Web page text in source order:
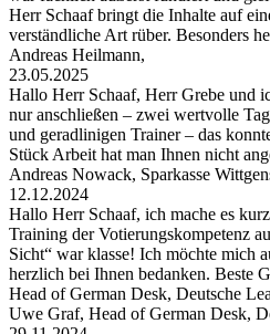
Herr Schaaf bringt die Inhalte auf
verständliche Art rüber. Besonders
Andreas Heilmann,
23.05.2025
Hallo Herr Schaaf, Herr Grebe und
nur anschließen – zwei wertvolle
und geradlinigen Trainer – das
Stück Arbeit hat man Ihnen nicht
Andreas Nowack, Sparkasse
12.12.2024
Hallo Herr Schaaf, ich mache es
Training der Votierungskompetenz
Sicht“ war klasse! Ich möchte mich
herzlich bei Ihnen bedanken. Beste
Head of German Desk, Deutsche
Uwe Graf, Head of German Desk,